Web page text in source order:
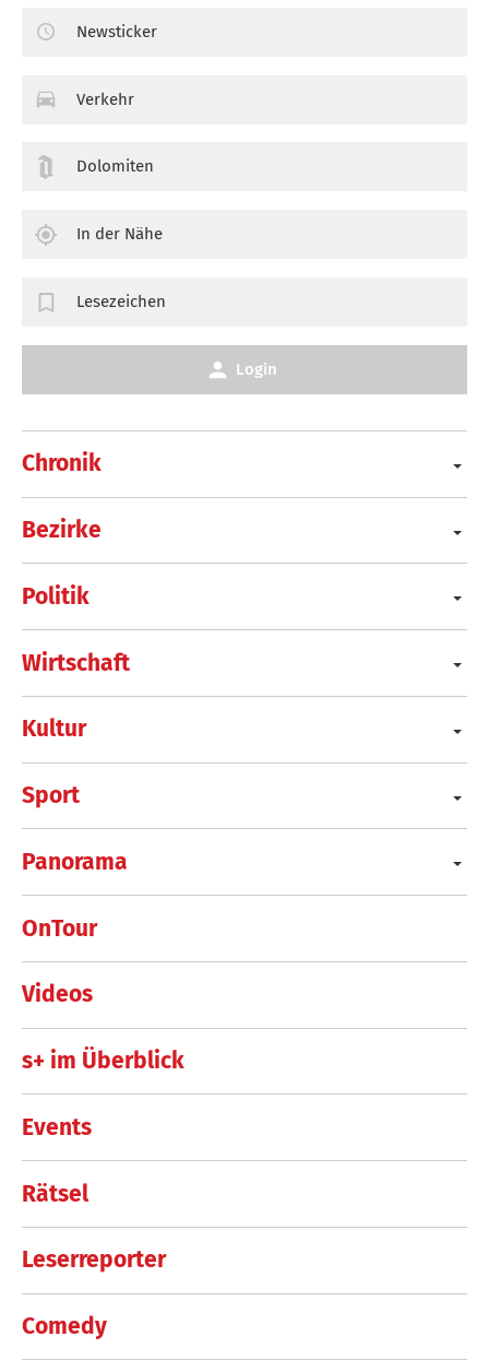
Chronik
Bezirke
Politik
Wirtschaft
Kultur
Sport
Panorama
OnTour
Videos
s+ im Überblick
Events
Rätsel
Leserreporter
Comedy
Newsticker
Verkehr
Dolomiten
In der Nähe
Lesezeichen
Login